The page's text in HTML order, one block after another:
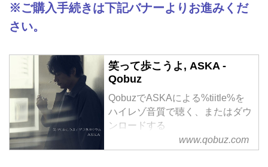
※ご購入手続きは下記バナーよりお進みくだ
さい。
笑って歩こうよ, ASKA -
Qobuz
QobuzでASKAによる%tiitle%を
ハイレゾ音質で聴く、またはダウ
ンロードする
サブスクリプションは¥1,280/月
から
www.qobuz.com